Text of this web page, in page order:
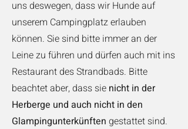
uns deswegen, dass wir Hunde auf
unserem Campingplatz erlauben
können. Sie sind bitte immer an der
Leine zu führen und dürfen auch mit ins
Restaurant des Strandbads. Bitte
beachtet aber, dass sie nicht in der
Herberge und auch nicht in den
Glampingunterkünften gestattet sind.